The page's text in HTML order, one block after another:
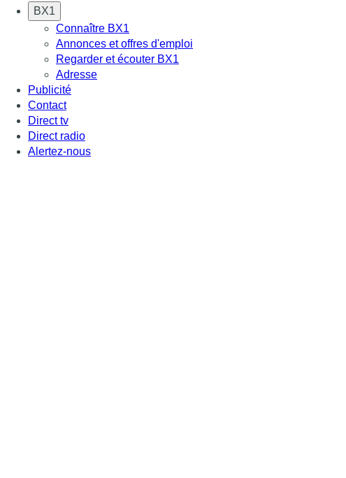
BX1
Connaître BX1
Annonces et offres d'emploi
Regarder et écouter BX1
Adresse
Publicité
Contact
Direct tv
Direct radio
Alertez-nous